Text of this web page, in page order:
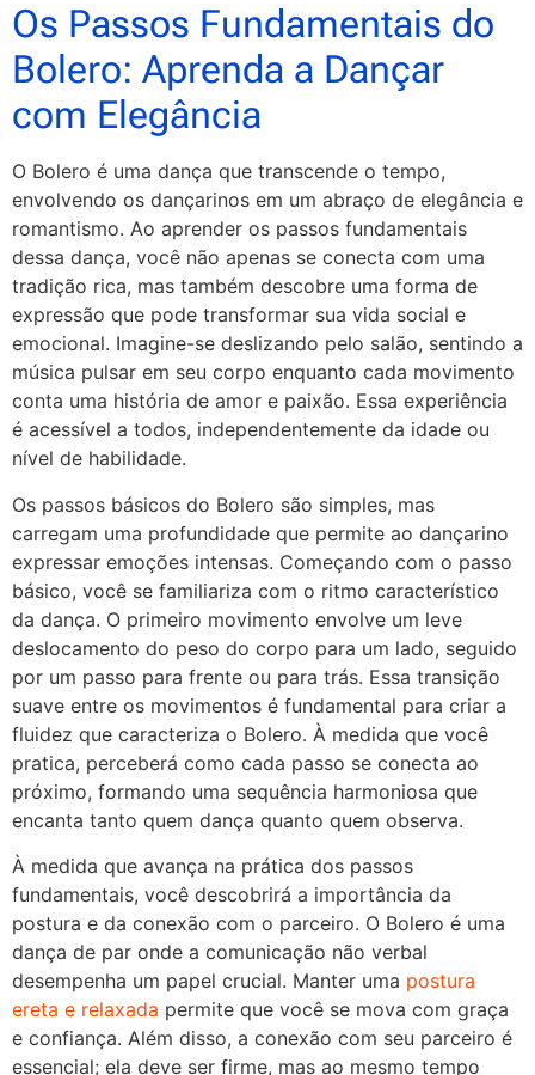
Os Passos Fundamentais do
Bolero: Aprenda a Dançar
com Elegância
O Bolero é uma dança que transcende o tempo,
envolvendo os dançarinos em um abraço de elegância e
romantismo. Ao aprender os passos fundamentais
dessa dança, você não apenas se conecta com uma
tradição rica, mas também descobre uma forma de
expressão que pode transformar sua vida social e
emocional. Imagine-se deslizando pelo salão, sentindo a
música pulsar em seu corpo enquanto cada movimento
conta uma história de amor e paixão. Essa experiência
é acessível a todos, independentemente da idade ou
nível de habilidade.
Os passos básicos do Bolero são simples, mas
carregam uma profundidade que permite ao dançarino
expressar emoções intensas. Começando com o passo
básico, você se familiariza com o ritmo característico
da dança. O primeiro movimento envolve um leve
deslocamento do peso do corpo para um lado, seguido
por um passo para frente ou para trás. Essa transição
suave entre os movimentos é fundamental para criar a
fluidez que caracteriza o Bolero. À medida que você
pratica, perceberá como cada passo se conecta ao
próximo, formando uma sequência harmoniosa que
encanta tanto quem dança quanto quem observa.
À medida que avança na prática dos passos
fundamentais, você descobrirá a importância da
postura e da conexão com o parceiro. O Bolero é uma
dança de par onde a comunicação não verbal
desempenha um papel crucial. Manter uma postura
ereta e relaxada permite que você se mova com graça
e confiança. Além disso, a conexão com seu parceiro é
essencial; ela deve ser firme, mas ao mesmo tempo